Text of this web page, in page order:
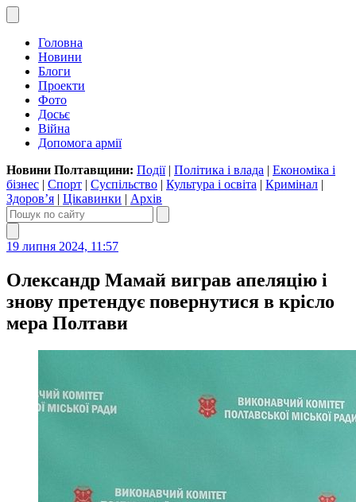
Головна
Новини
Блоги
Проекти
Фото
Досьє
Війна
Допомога армії
Новини Полтавщини: Події| Політика і влада | Економіка і
бізнес | Спорт | Суспільство | Культура і освіта | Кримінал |
Здоров’я | Цікавинки | Архів
19 липня 2024, 11:57
Олександр Мамай виграв апеляцію і
знову претендує повернутися в крісло
мера Полтави